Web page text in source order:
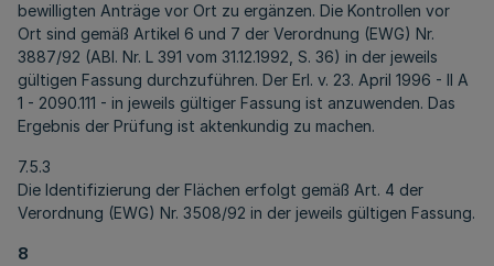
bewilligten Anträge vor Ort zu ergänzen. Die Kontrollen vor
Ort sind gemäß Artikel 6 und 7 der Verordnung (EWG) Nr.
3887/92 (ABI. Nr. L 391 vom 31.12.1992, S. 36) in der jeweils
gültigen Fassung durchzuführen. Der Erl. v. 23. April 1996 - II A
1 - 2090.111 - in jeweils gültiger Fassung ist anzuwenden. Das
Ergebnis der Prüfung ist aktenkundig zu machen.
7.5.3
Die Identifizierung der Flächen erfolgt gemäß Art. 4 der
Verordnung (EWG) Nr. 3508/92 in der jeweils gültigen Fassung.
8